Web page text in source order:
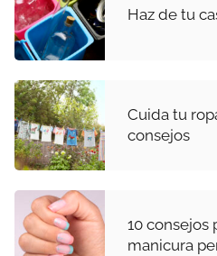
Haz de tu
Cuida tu
consejos
10 consejos
manicura